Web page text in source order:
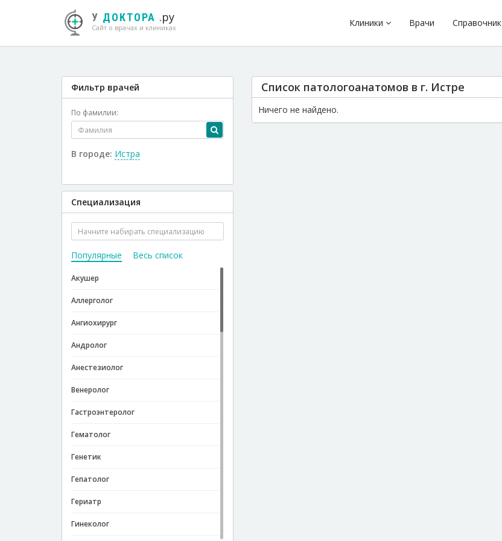
У ДОКТОРА .ру
Сайт о врачах и клиниках Клиники Врачи Справочник
Список патологоанатомов в г. Истре
Ничего не найдено.
Фильтр врачей
По фамилии:
В городе: Истра
Специализация
Популярные Весь список
Акушер
Аллерголог
Ангиохирург
Андролог
Анестезиолог
Венеролог
Гастроэнтеролог
Гематолог
Генетик
Гепатолог
Гериатр
Гинеколог